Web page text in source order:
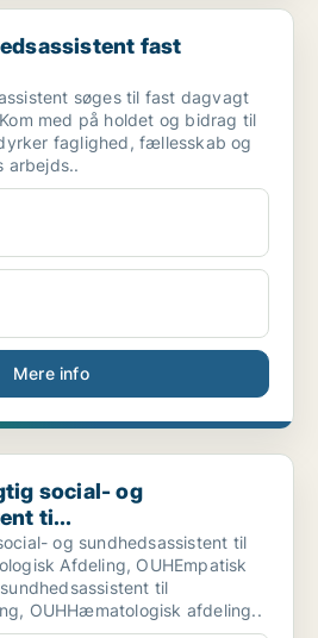
fast dagvagt
fast
søges til fast dagvagt
med på holdet og bidrag til
faglighed, fællesskab og
arbejds..
Mere info
og sundhedsassistent ti...
social- og
ti...
og sundhedsassistent til
Afdeling, OUHEmpatisk
til
OUHHæmatologisk afdeling..